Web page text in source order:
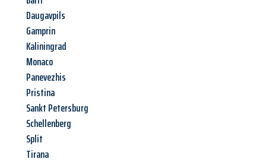
Daugavpils
Gamprin
Kaliningrad
Monaco
Panevezhis
Pristina
Sankt Petersburg
Schellenberg
Split
Tirana